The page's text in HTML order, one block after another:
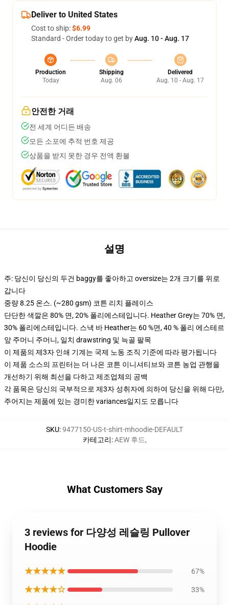
Deliver to United States
Cost to ship:$6.99
Standard - Order today to get byAug. 10 - Aug. 17
Production
Today
Shipping
Aug. 06
Delivered
Aug. 10 - Aug. 17
안전한 거래
전 세계 어디든 배송
모든 소포에 추적 번호 제공
상품을 받지 못한 경우 전액 환불
설명
주: 당신이 당신의 두건 baggy를 좋아하고 oversize는 2개 크기를 위로
갑니다
중량 8.25 온스. (~280 gsm) 코튼 리치 플레이스
단단한 색깔은 80% 면, 20% 폴리에스테입니다. Heather Grey는 70% 면,
30% 폴리에스테입니다. 스낵 바 Heather는 60 %면, 40 % 폴리 에스테르
앞 주머니 주머니, 일치 drawstring 및 늑골 팔목
이 제품의 제3자 인쇄 기계는 국제 노동 조직 기준에 따라 평가됩니다
이 제품 소스의 프린터는 더 나은 코튼 이니셔티브와 코튼 농업 관행을
개선하기 위해 최선을 다하고 제조업체의 공백
각 품목은 당신의 국부적으로 제3자 성취자에 의하여 당신을 위해 다만,
주어지는 제품에 있는 경미한 variances일지도 모릅니다
SKU:9477150-US-t-shirt-mhoodie-DEFAULT
카테고리:AEW 후드,
What Customers Say
3 reviews for 다양성 레슬링 Pullover
Hoodie
★★★★★ 67%
★★★★☆ 33%